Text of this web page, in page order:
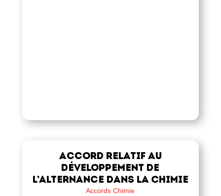
Accord relatif au
développement de
l’alternance dans la Chimie
Accords Chimie